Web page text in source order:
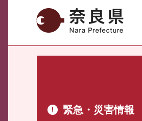
奈良県
緊急・災害情報